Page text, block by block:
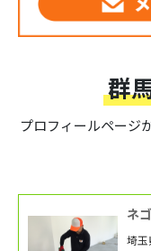
群
プロフィールページ
ネ
埼玉